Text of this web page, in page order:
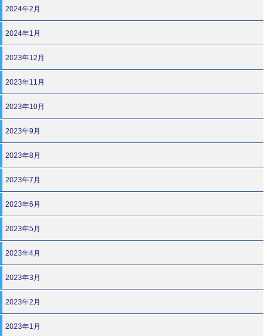
2024年2月
2024年1月
2023年12月
2023年11月
2023年10月
2023年9月
2023年8月
2023年7月
2023年6月
2023年5月
2023年4月
2023年3月
2023年2月
2023年1月